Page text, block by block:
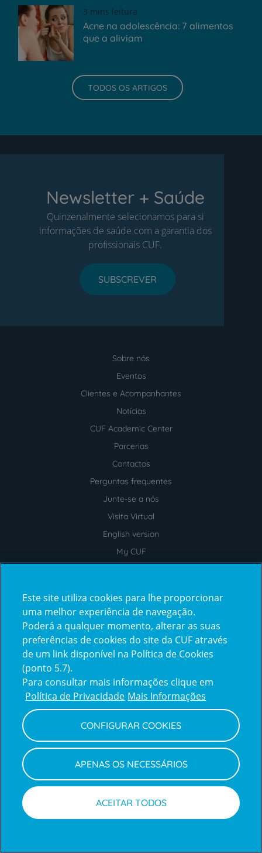
3 mins leitura
Acne na adolescência: 7 alimentos
que a aliviam
TODOS OS ARTIGOS
Newsletter + Saúde
Quinzenalmente selecionamos para si
informações de saúde com a garantia dos
profissionais CUF.
SUBSCREVER
Sobre nós
Eventos
Clientes e Acompanhantes
Notícias
CUF Academic Center
Parcerias
Contactos
Perguntas frequentes
Junte-se a nós
Visita Virtual
English version
My CUF
Acompanhe-nos
FacebookInstagramLinkedInTikTok Youtube
Prémios
award4
Certificações
Este site utiliza cookies para lhe proporcionar
uma melhor experiência de navegação.
Poderá a qualquer momento, alterar as suas
preferências de cookies do site da CUF através
de um link disponível na Política de Cookies
(ponto 5.7).
Para consultar mais informações clique em
Política de Privacidade Mais Informações
CONFIGURAR COOKIES
APENAS OS NECESSÁRIOS
ACEITAR TODOS